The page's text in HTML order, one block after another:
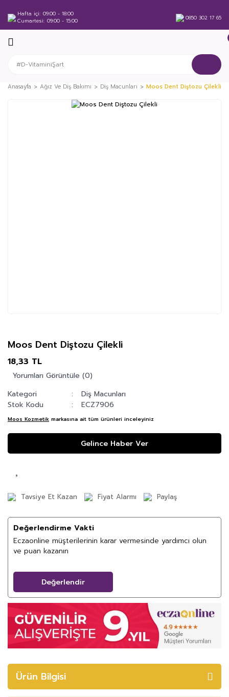
Hafta içi 09:00 - 18:00
Cumartesi 09:00 - 15:00 0850 302 17 65
Anasayfa Ağız Ve Diş Bakımı Diş Macunları Moos Dent Diştozu Çilekli
Moos Dent Diştozu Çilekli
18,33 TL
Yorumları Görüntüle (0)
Kategori
Diş Macunları
Stok Kodu
ECZ7906
Moos Kozmetik markasına ait tüm ürünleri inceleyiniz
Gelince Haber Ver
Tavsiye Et Kazan Fiyat Alarmı Paylaş
Değerlendirme Vakti
Eczaonline müşterilerinin karar vermesinde yardımcı olun
ve puan kazanın
Değerlendir
Ürün Bilgisi